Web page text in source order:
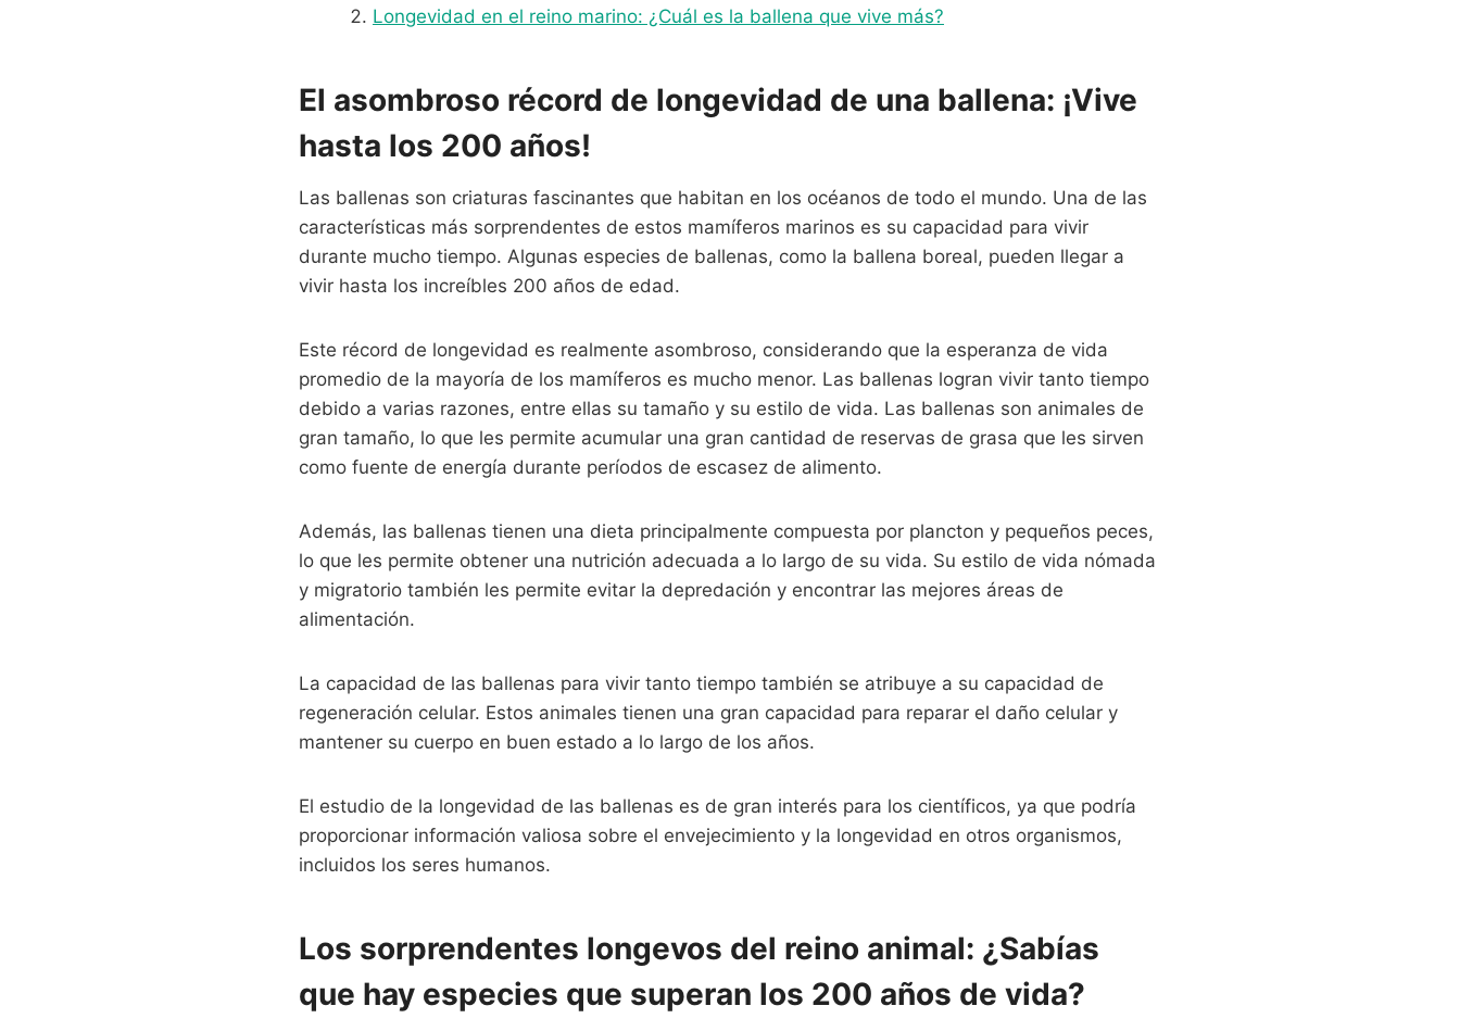
Longevidad en el reino marino: ¿Cuál es la ballena que vive más?
El asombroso récord de longevidad de una ballena: ¡Vive
hasta los 200 años!
Las ballenas son criaturas fascinantes que habitan en los océanos de todo el mundo. Una de las
características más sorprendentes de estos mamíferos marinos es su capacidad para vivir
durante mucho tiempo. Algunas especies de ballenas, como la ballena boreal, pueden llegar a
vivir hasta los increíbles 200 años de edad.
Este récord de longevidad es realmente asombroso, considerando que la esperanza de vida
promedio de la mayoría de los mamíferos es mucho menor. Las ballenas logran vivir tanto tiempo
debido a varias razones, entre ellas su tamaño y su estilo de vida. Las ballenas son animales de
gran tamaño, lo que les permite acumular una gran cantidad de reservas de grasa que les sirven
como fuente de energía durante períodos de escasez de alimento.
Además, las ballenas tienen una dieta principalmente compuesta por plancton y pequeños peces,
lo que les permite obtener una nutrición adecuada a lo largo de su vida. Su estilo de vida nómada
y migratorio también les permite evitar la depredación y encontrar las mejores áreas de
alimentación.
La capacidad de las ballenas para vivir tanto tiempo también se atribuye a su capacidad de
regeneración celular. Estos animales tienen una gran capacidad para reparar el daño celular y
mantener su cuerpo en buen estado a lo largo de los años.
El estudio de la longevidad de las ballenas es de gran interés para los científicos, ya que podría
proporcionar información valiosa sobre el envejecimiento y la longevidad en otros organismos,
incluidos los seres humanos.
Los sorprendentes longevos del reino animal: ¿Sabías
que hay especies que superan los 200 años de vida?